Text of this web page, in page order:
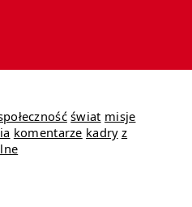
świat misje
komentarze kadry z